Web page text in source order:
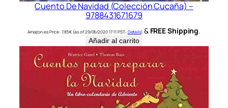
Cuento De Navidad (Colección Cucaña) –
9788431671679
Amazon.es Price:7,85€(as of 29/06/2020 17:11 PST- Details) & FREE Shipping.
Añadir al carrito